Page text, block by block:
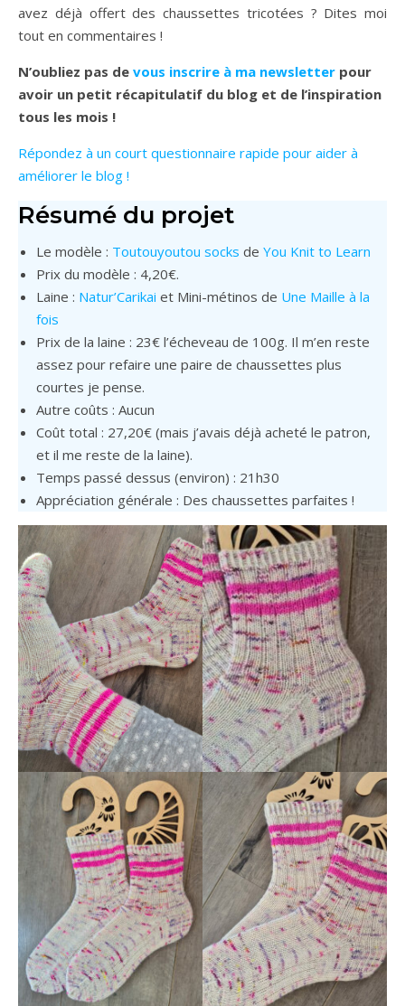
avez déjà offert des chaussettes tricotées ? Dites moi
tout en commentaires !
N’oubliez pas de vous inscrire à ma newsletter pour
avoir un petit récapitulatif du blog et de l’inspiration
tous les mois !
Répondez à un court questionnaire rapide pour aider à
améliorer le blog !
Résumé du projet
Le modèle : Toutouyoutou socks de You Knit to Learn
Prix du modèle : 4,20€.
Laine : Natur’Carikai et Mini-métinos de Une Maille à la
fois
Prix de la laine : 23€ l’écheveau de 100g. Il m’en reste
assez pour refaire une paire de chaussettes plus
courtes je pense.
Autre coûts : Aucun
Coût total : 27,20€ (mais j’avais déjà acheté le patron,
et il me reste de la laine).
Temps passé dessus (environ) : 21h30
Appréciation générale : Des chaussettes parfaites !